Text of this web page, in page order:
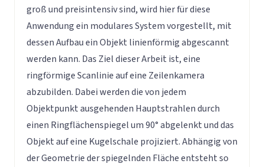
groß und preisintensiv sind, wird hier für diese
Anwendung ein modulares System vorgestellt, mit
dessen Aufbau ein Objekt linienförmig abgescannt
werden kann. Das Ziel dieser Arbeit ist, eine
ringförmige Scanlinie auf eine Zeilenkamera
abzubilden. Dabei werden die von jedem
Objektpunkt ausgehenden Hauptstrahlen durch
einen Ringflächenspiegel um 90° abgelenkt und das
Objekt auf eine Kugelschale projiziert. Abhängig von
der Geometrie der spiegelnden Fläche entsteht so